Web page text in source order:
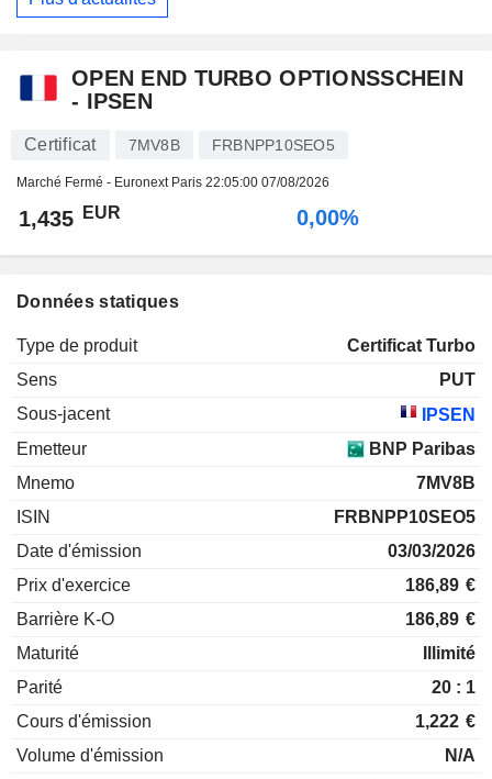
OPEN END TURBO OPTIONSSCHEIN
- IPSEN
Certificat 7MV8B FRBNPP10SEO5
Marché Fermé - Euronext Paris 22:05:00 07/08/2026
1,435 EUR 0,00%
Données statiques
Type de produit
Certificat Turbo
Sens
PUT
Sous-jacent
IPSEN
Emetteur
BNP Paribas
Mnemo
7MV8B
ISIN
FRBNPP10SEO5
Date d'émission
03/03/2026
Prix d'exercice
186,89 €
Barrière K-O
186,89 €
Maturité
Illimité
Parité
20 : 1
Cours d'émission
1,222 €
Volume d'émission
N/A